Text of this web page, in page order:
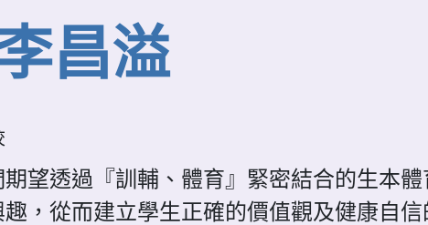
昌溢
期望透過『訓輔、體育』緊密結合的生本
趣，從而建立學生正確的價值觀及健康自